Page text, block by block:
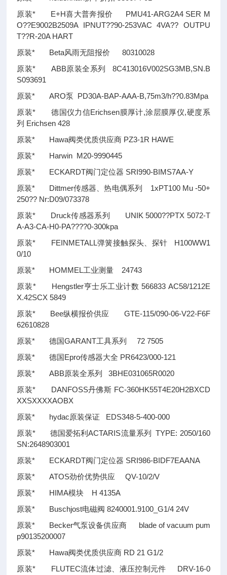
原装* E+H喜大普奔报价 PMU41-ARG2A4 SER M
O??E9002B2509A IPNUT??90-253VAC 4VA?? OUTPU
T??R-20A HART
原装* Beta风雨无阻报价 80310028
原装* ABB原装全系列 8C413016V002SG3MB,SN.B
S093691
原装* ARO泵 PD30A-BAP-AAA-B,75m3/h??0.83Mpa
原装* 德国仪力信Erichsen膜厚计,涂层膜厚仪,硬度系
列 Erichsen 428
原装* Hawa阀类优质供应商 PZ3-1R HAWE
原装* Harwin M20-9990445
原装* ECKARDT阀门定位器 SRI990-BIMS7AA-Y
原装* Dittmer传感器、热电偶系列 1xPT100 Mu -50+
250?? Nr:D09/073378
原装* Druck传感器系列 UNIK 5000??PTX 5072-T
A-A3-CA-H0-PA????0-300kpa
原装* FEINMETALL弹簧接触探头、探针 H100WW1
0/10
原装* HOMMEL工业测量 24743
原装* Hengstler亨士乐工业计数 566833 AC58/1212E
X.42SCX 5849
原装* Bee纵横报价供应 GTE-115/090-06-V22-F6F
62610828
原装* 德国GARANT工具系列 72 7505
原装* 德国Epro传感器大全 PR6423/000-121
原装* ABB原装全系列 3BHE031065R0020
原装* DANFOSS丹佛斯 FC-360HK55T4E20H2BXCD
XXSXXXXAOBX
原装* hydac原装保证 EDS348-5-400-000
原装* 德国爱拓利ACTARIS流量系列 TYPE: 2050/160
SN:2648903001
原装* ECKARDT阀门定位器 SRI986-BIDF7EAANA
原装* ATOS劲价优势供应 QV-10/2/V
原装* HIMA模块 H 4135A
原装* Buschjost电磁阀 8240001.9100_G1/4 24V
原装* Becker气泵设备供应商 blade of vacuum pum
p90135200007
原装* Hawa阀类优质供应商 RD 21 G1/2
原装* FLUTEC流体过滤、液压控制元件 DRV-16-0